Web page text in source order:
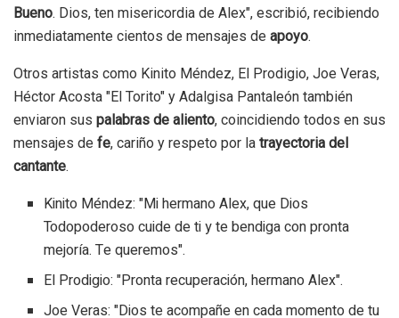
Bueno. Dios, ten misericordia de Alex", escribió, recibiendo
inmediatamente cientos de mensajes de apoyo.
Otros artistas como Kinito Méndez, El Prodigio, Joe Veras,
Héctor Acosta "El Torito" y Adalgisa Pantaleón también
enviaron sus palabras de aliento, coincidiendo todos en sus
mensajes de fe, cariño y respeto por la trayectoria del
cantante.
Kinito Méndez: "Mi hermano Alex, que Dios
Todopoderoso cuide de ti y te bendiga con pronta
mejoría. Te queremos".
El Prodigio: "Pronta recuperación, hermano Alex".
Joe Veras: "Dios te acompañe en cada momento de tu